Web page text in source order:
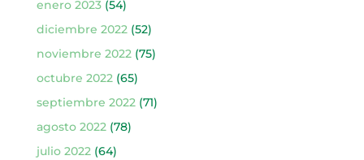
enero 2023(54)
diciembre 2022 (52)
noviembre 2022 (75)
octubre 2022 (65)
septiembre 2022 (71)
agosto 2022 (78)
julio 2022 (64)